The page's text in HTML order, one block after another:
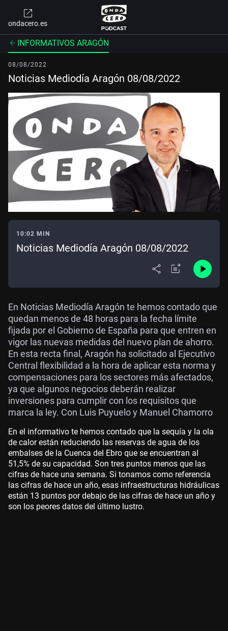
ondacero.es
INFORMATIVOS ARAGÓN
08/08/2022
Noticias Mediodía Aragón 08/08/2022
10:02 MIN
Noticias Mediodía Aragón 08/08/2022
En Noticias Mediodía Aragón te hemos contado que
quedan menos de 48 horas para la fecha límite
fijada por el Gobierno de España para que entren en
vigor las nuevas medidas del nuevo plan de ahorro.
En esta recta final, Aragón ha solicitado al Ejecutivo
Central flexibilidad a la hora de aplicar esta norma y
compensaciones para los sectores más afectados,
ya que algunos negocios deberán realizar
inversiones para cumplir con los requisitos que
marca la ley. Con Luis Puyuelo y Manuel Chamorro
En el informativo te hemos contado que la sequía y la ola
de calor están reduciendo las reservas de agua de los
embalses de la Cuenca del Ebro que se encuentran al
51,5% de su capacidad. Son tres puntos menos que las
cifras de hace una semana. Si tonamos como referencia
las cifras de hace un año, esas infraestructuras hidráulicas
están 13 puntos por debajo de las cifras de hace un año y
son los peores datos del último lustro.